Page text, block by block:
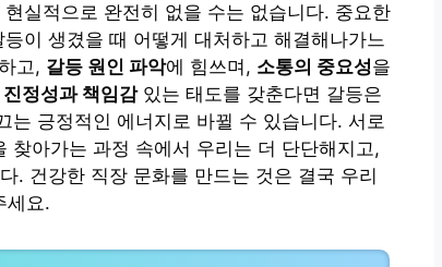
실적으로 완전히 없을 수는 없습니다. 중요한
이 생겼을 때 어떻게 대처하고 해결해나가느
고, 갈등 원인 파악에 힘쓰며, 소통의 중요성을
진정성과 책임감있는 태도를 갖춘다면 갈등은
는 긍정적인 에너지로 바뀔 수 있습니다. 서로
찾아가는 과정 속에서 우리는 더 단단해지고,
. 건강한 직장 문화를 만드는 것은 결국 우리
세요.